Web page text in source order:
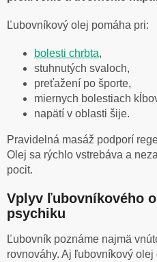
Ľubovníkový olej pomáha pri:
bolesti chrbta,
stuhnutých svaloch,
preťažení po športe,
miernych bolestiach
napätí v oblasti šije.
Pravidelná masáž podporí
Olej sa rýchlo vstrebáva a
pocit.
Vplyv ľubovníkového
psychiku
Ľubovník poznáme najmä
rovnováhy. Aj ľubovníkový